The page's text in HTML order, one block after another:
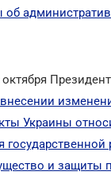
об
Украины
и защиты